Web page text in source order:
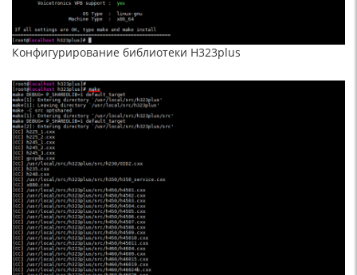
Конфигурирование библиотеки H323plus